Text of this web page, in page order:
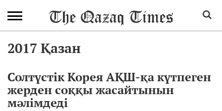
2017 Қазан
Солтүстік Корея АҚШ-қа күтпеген
жерден соққы жасайтынын
мәлімдеді